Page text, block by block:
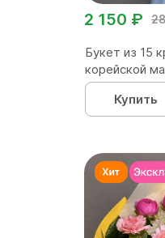
2 150 ₽
Букет из 15
корейской
Купить